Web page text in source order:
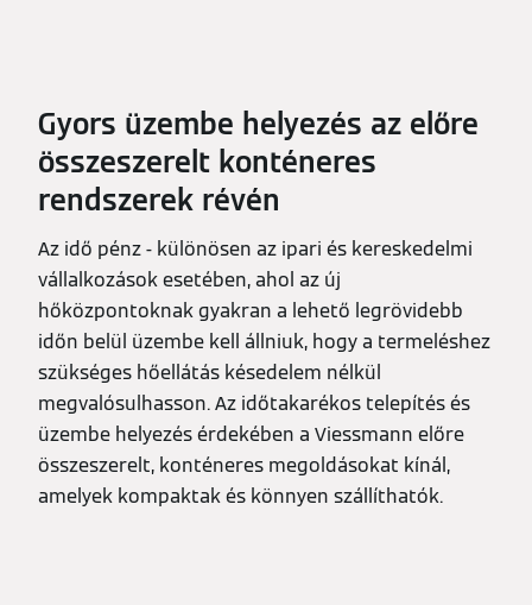
Gyors üzembe helyezés az előre
összeszerelt konténeres
rendszerek révén
Az idő pénz - különösen az ipari és kereskedelmi
vállalkozások esetében, ahol az új
hőközpontoknak gyakran a lehető legrövidebb
időn belül üzembe kell állniuk, hogy a termeléshez
szükséges hőellátás késedelem nélkül
megvalósulhasson. Az időtakarékos telepítés és
üzembe helyezés érdekében a Viessmann előre
összeszerelt, konténeres megoldásokat kínál,
amelyek kompaktak és könnyen szállíthatók.